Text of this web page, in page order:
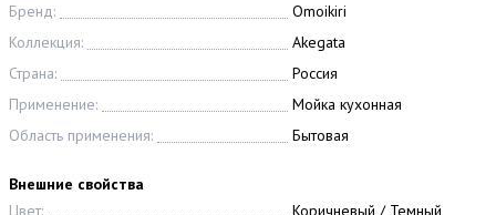
Бренд:
Omoikiri
Коллекция:
Akegata
Страна:
Россия
Применение:
Мойка кухонная
Область применения:
Бытовая
Внешние свойства